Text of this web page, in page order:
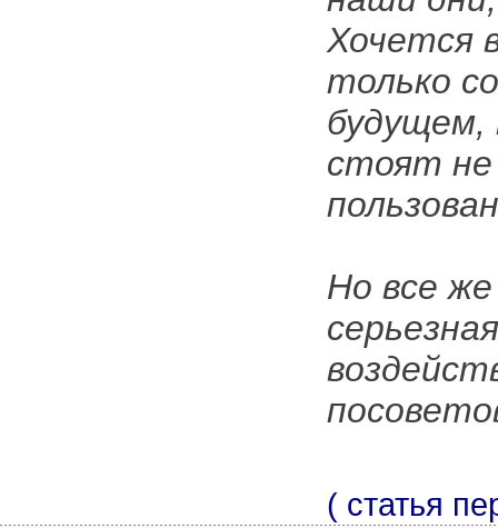
Хочется
только
будущем,
стоят не
Но все
( статья